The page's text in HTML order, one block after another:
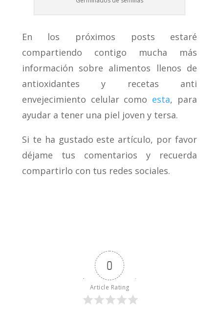
En los próximos posts estaré
compartiendo contigo mucha más
información sobre alimentos llenos de
antioxidantes y recetas anti
envejecimiento celular como esta, para
ayudar a tener una piel joven y tersa.
Si te ha gustado este artículo, por favor
déjame tus comentarios y recuerda
compartirlo con tus redes sociales.
0
Article Rating